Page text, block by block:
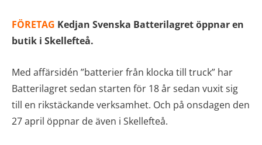
FÖRETAG Kedjan Svenska Batterilagret öppnar en
butik i Skellefteå.
Med affärsidén ”batterier från klocka till truck” har
Batterilagret sedan starten för 18 år sedan vuxit sig
till en rikstäckande verksamhet. Och på onsdagen den
27 april öppnar de även i Skellefteå.